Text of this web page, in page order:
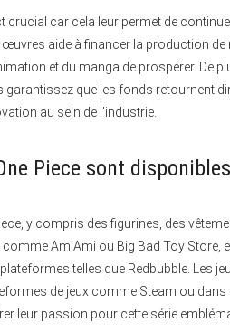
car cela leur permet de
aide à financer la production de
et du manga de prospérer. De
que les fonds retournent
au sein de l’industrie.
Piece sont
y compris des figurines, des
AmiAmi ou Big Bad Toy Store,
telles que Redbubble. Les
de jeux comme Steam ou
leur passion pour cette série